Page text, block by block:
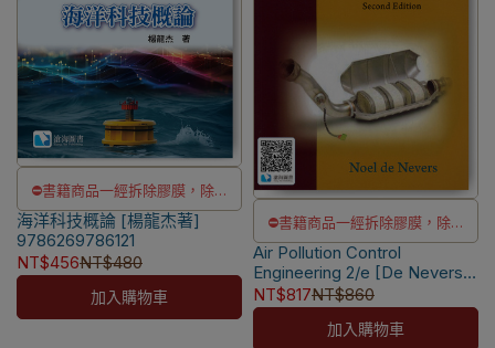
⛔書籍商品一經拆除膠膜，除非
瑕疵換書不提供退貨與退款
✅訂購數量5本以上另有優惠，請
洽LINE客服訂購
海洋科技概論 [楊龍杰著]
9786269786121
NT$456NT$480
加入購物車
⛔書籍商品一經拆除膠膜，除非
瑕疵換書不提供退貨與退款
✅訂購數量5本以上另有優惠，請
洽LINE客服訂購
Air Pollution Control
Engineering 2/e [De Nevers]
9789867696199
NT$817NT$860
加入購物車